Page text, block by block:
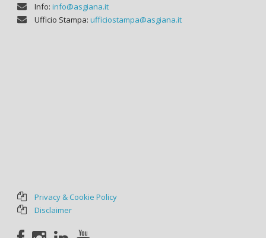
Info: info@asgiana.it
Ufficio Stampa: ufficiostampa@asgiana.it
Privacy & Cookie Policy
Disclaimer